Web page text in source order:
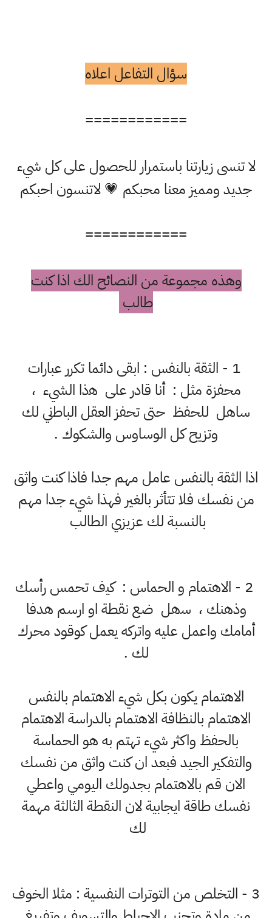
سؤال التفاعل اعلاه
============
لا تنسى زيارتنا باستمرار للحصول على كل شيء
جديد ومميز معنا محبكم 💗 لاتنسون احبكم
============
وهذه مجموعة من النصائح الك اذا كنت
طالب
1 - ﺍﻟﺜﻘﺔ ﺑﺎﻟﻨﻔﺲ : ﺍﺑﻘﻰ دائما ﺗﻜﺮﺭ ﻋﺒﺎﺭﺍﺕ
ﻣﺤﻔﺰﺓ مثل : أﻧﺎ ﻗﺎﺩﺭ على ﻫذا الشيء ،
ﺳﺎﻫﻞ للحفظ حتى تحفز ﺍﻟﻌﻘﻞ ﺍﻟﺒﺎﻃني لك
وتزيح كل الوساوس والشكوك .
اذا الثقة بالنفس عامل مهم جدا فاذا كنت واثق
من نفسك فلا تتأثر بالغير فهذا شيء جدا مهم
بالنسبة لك عزيزي الطالب
2 - ﺍﻻﻫﺘﻤﺎﻡ ﻭ ﺍﻟﺤﻤﺎﺱ : ﻛﻴف تحمس ﺭأسك
وذهنك ، ﺳهل ضع ﻧﻘﻄﺔ او ارسم ﻫﺪفا
أمامك ﻭاعمل عليه ﻭاتركه يعمل ﻛﻮﻗﻮﺩ ﻣﺤﺮﻙ
ﻟﻚ .
الاهتمام يكون بكل شيء الاهتمام بالنفس
الاهتمام بالنظافة الاهتمام بالدراسة الاهتمام
بالحفظ واكثر شيء تهتم به هو الحماسة
والتفكير الجيد فبعد ان كنت واثق من نفسك
الان قم بالاهتمام بجدولك اليومي واعطي
نفسك طاقة ايجابية لان النقطة الثالثة مهمة
لك
3 - ﺍﻟﺘﺨﻠﺺ ﻣﻦ ﺍﻟﺘﻮﺗﺮﺍﺕ ﺍﻟﻨﻔﺴﻴﺔ : ﻣﺜﻼ ﺍﻟﺨﻮﻑ